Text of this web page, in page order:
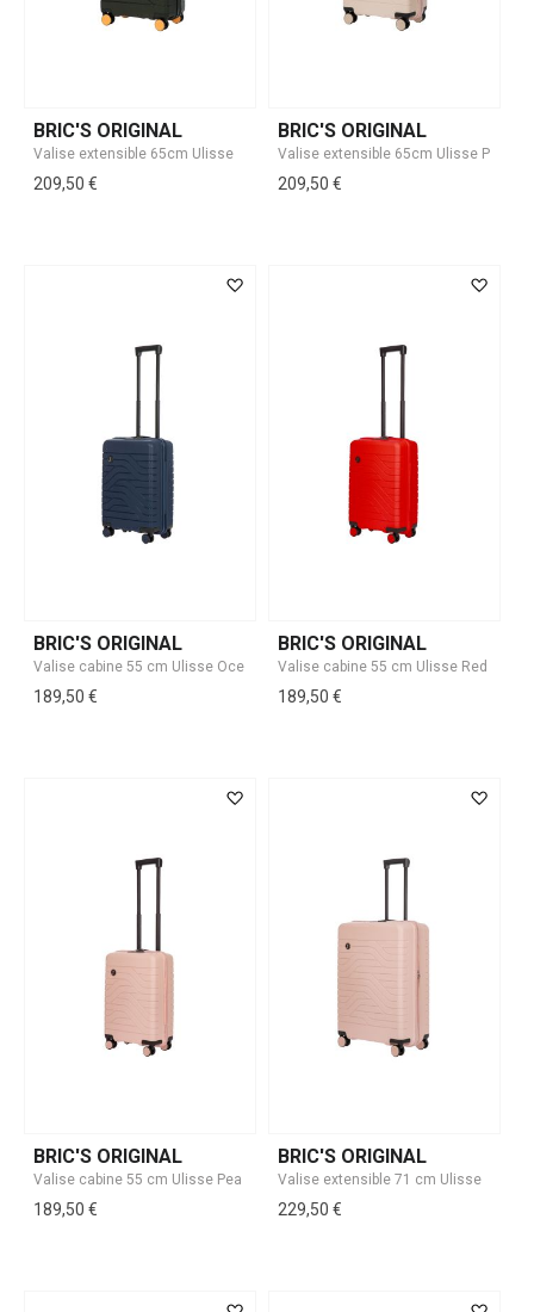
BRIC'S ORIGINAL
209,50 €
BRIC'S ORIGINAL
209,50 €
BRIC'S ORIGINAL
189,50 €
BRIC'S ORIGINAL
189,50 €
BRIC'S ORIGINAL
189,50 €
BRIC'S ORIGINAL
229,50 €